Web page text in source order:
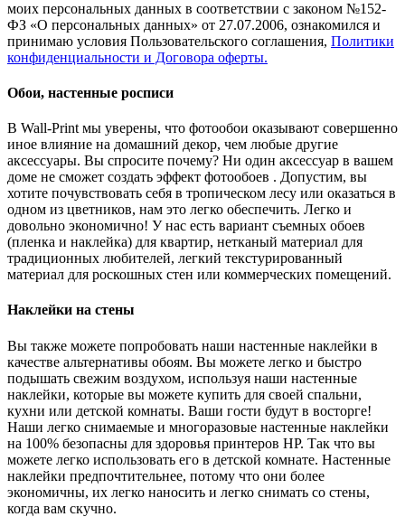
моих персональных данных в соответствии с законом №152-
ФЗ «О персональных данных» от 27.07.2006, ознакомился и
принимаю условия Пользовательского соглашения, Политики
конфиденциальности и Договора оферты.
Обои, настенные росписи
В Wall-Print мы уверены, что фотообои оказывают совершенно
иное влияние на домашний декор, чем любые другие
аксессуары. Вы спросите почему? Ни один аксессуар в вашем
доме не сможет создать эффект фотообоев . Допустим, вы
хотите почувствовать себя в тропическом лесу или оказаться в
одном из цветников, нам это легко обеспечить. Легко и
довольно экономично! У нас есть вариант съемных обоев
(пленка и наклейка) для квартир, нетканый материал для
традиционных любителей, легкий текстурированный
материал для роскошных стен или коммерческих помещений.
Наклейки на стены
Вы также можете попробовать наши настенные наклейки в
качестве альтернативы обоям. Вы можете легко и быстро
подышать свежим воздухом, используя наши настенные
наклейки, которые вы можете купить для своей спальни,
кухни или детской комнаты. Ваши гости будут в восторге!
Наши легко снимаемые и многоразовые настенные наклейки
на 100% безопасны для здоровья принтеров HP. Так что вы
можете легко использовать его в детской комнате. Настенные
наклейки предпочтительнее, потому что они более
экономичны, их легко наносить и легко снимать со стены,
когда вам скучно.